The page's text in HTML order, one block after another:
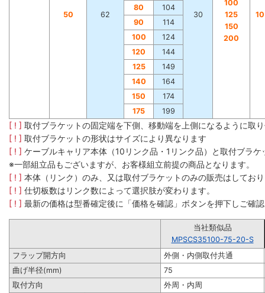
50 62 30
100
125
150
200
80
104
90
114
100
124
120
144
125
149
140
164
150
174
175
199
[ ! ] 取付ブラケットの固定端を下側、移動端を上側になるように取
[ ! ] 取付ブラケットの形状はサイズにより異なります
[ ! ] ケーブルキャリア本体（10リンク品・1リンク品）と取付ブラ
※一部組立品もございますが、お客様組立前提の商品となります。
[ ! ] 本体（リンク）のみ、又は取付ブラケットのみの販売はしてお
[ ! ] 仕切板数はリンク数によって選択肢が変わります。
[ ! ] 最新の価格は型番確定後に「価格を確認」ボタンを押下しご確
当社類似品
MPSCS35100-75-20-S
フラップ開方向
外側・内側取付共通
曲げ半径(mm)
75
取付方向
外周・内周